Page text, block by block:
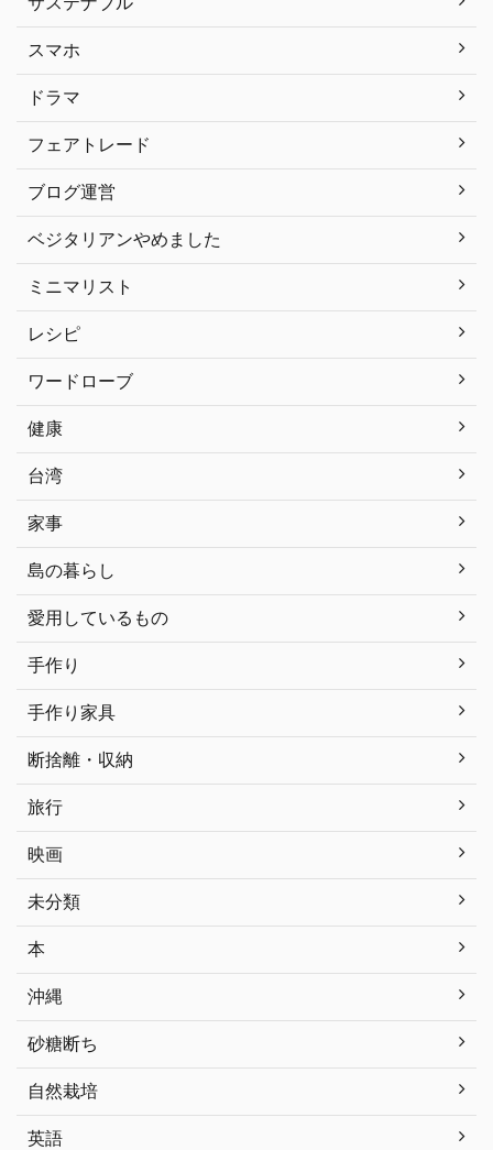
スマホ
ドラマ
フェアトレード
ブログ運営
ベジタリアンやめました
ミニマリスト
レシピ
ワードローブ
健康
台湾
家事
島の暮らし
愛用しているもの
手作り
手作り家具
断捨離・収納
旅行
映画
未分類
本
沖縄
砂糖断ち
自然栽培
英語